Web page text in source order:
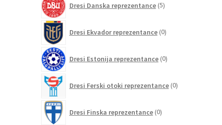
Dresi Danska reprezentance 5izdelkov
Dresi Ekvador reprezentance 0izdelkov
Dresi Estonija reprezentance 0izdelkov
Dresi Ferski otoki reprezentance 0izdelkov
Dresi Finska reprezentance 0izdelkov